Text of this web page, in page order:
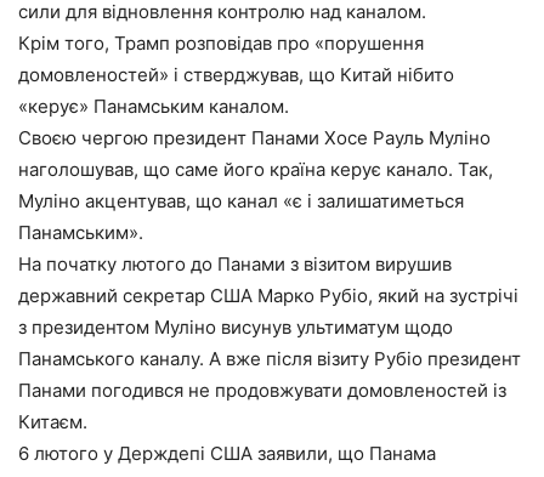
сили для відновлення контролю над каналом.
Крім того, Трамп розповідав про «порушення
домовленостей» і стверджував, що Китай нібито
«керує» Панамським каналом.
Своєю чергою президент Панами Хосе Рауль Муліно
наголошував, що саме його країна керує канало. Так,
Муліно акцентував, що канал «є і залишатиметься
Панамським».
На початку лютого до Панами з візитом вирушив
державний секретар США Марко Рубіо, який на зустрічі
з президентом Муліно висунув ультиматум щодо
Панамського каналу. А вже після візиту Рубіо президент
Панами погодився не продовжувати домовленостей із
Китаєм.
6 лютого у Держдепі США заявили, що Панама